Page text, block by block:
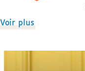
Voir plus